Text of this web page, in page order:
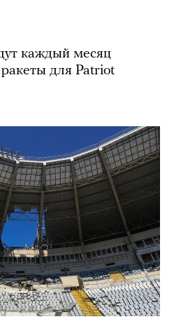
каждый месяц
ракеты для Patriot